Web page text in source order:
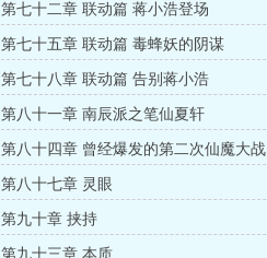
第七十二章 联动篇 蒋小浩登场
第七十五章 联动篇 毒蜂妖的阴谋
第七十八章 联动篇 告别蒋小浩
第八十一章 南辰派之笔仙夏轩
第八十四章 曾经爆发的第二次仙魔大战
第八十七章 灵眼
第九十章 挟持
第九十三章 本质